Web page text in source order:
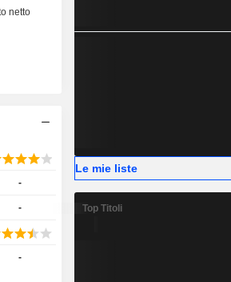
-
-
-
Le mie liste
Top Titoli